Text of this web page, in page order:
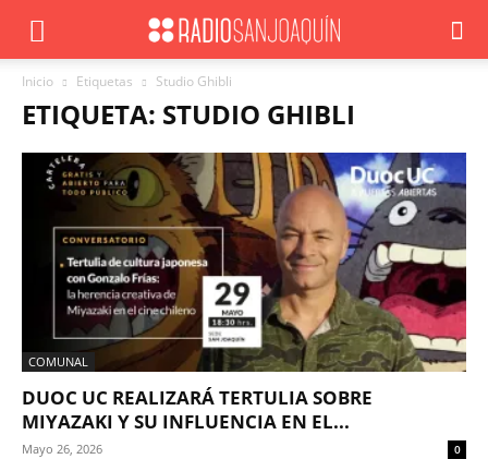
Inicio Etiquetas Studio Ghibli
ETIQUETA: STUDIO GHIBLI
COMUNAL
DUOC UC REALIZARÁ TERTULIA SOBRE
MIYAZAKI Y SU INFLUENCIA EN EL...
Mayo 26, 2026 0